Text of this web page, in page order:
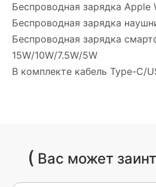
Беспроводная зарядка Apple
Беспроводная зарядка
Беспроводная зарядка
15W/10W/7.5W/5W
В комплекте кабель Type-C/
( Вас может